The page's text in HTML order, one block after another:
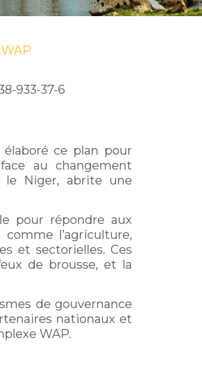
933-37-6
élaboré ce plan pour
au changement
le Niger, abrite une
pour répondre aux
l’agriculture,
et sectorielles. Ces
de brousse, et la
de gouvernance
nationaux et
WAP.